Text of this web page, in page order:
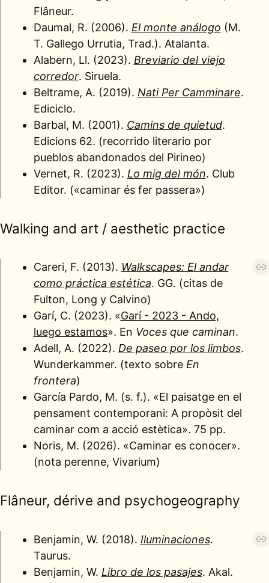
Flâneur.
Daumal, R. (2006). El monte análogo (M.
T. Gallego Urrutia, Trad.). Atalanta.
Alabern, Ll. (2023). Breviario del viejo
corredor. Siruela.
Beltrame, A. (2019). Nati Per Camminare.
Ediciclo.
Barbal, M. (2001). Camins de quietud.
Edicions 62. (recorrido literario por
pueblos abandonados del Pirineo)
Vernet, R. (2023). Lo mig del món. Club
Editor. («caminar és fer passera»)
Walking and art / aesthetic practice
Careri, F. (2013). Walkscapes: El andar
como práctica estética. GG. (citas de
Fulton, Long y Calvino)
Garí, C. (2023). «Garí - 2023 - Ando,
luego estamos». En Voces que caminan.
Adell, A. (2022). De paseo por los limbos.
Wunderkammer. (texto sobre En
frontera)
García Pardo, M. (s. f.). «El paisatge en el
pensament contemporani: A propòsit del
caminar com a acció estètica». 75 pp.
Noris, M. (2026). «Caminar es conocer».
(nota perenne, Vivarium)
Flâneur, dérive and psychogeography
Benjamin, W. (2018). Iluminaciones.
Taurus.
Benjamin, W. Libro de los pasajes. Akal.